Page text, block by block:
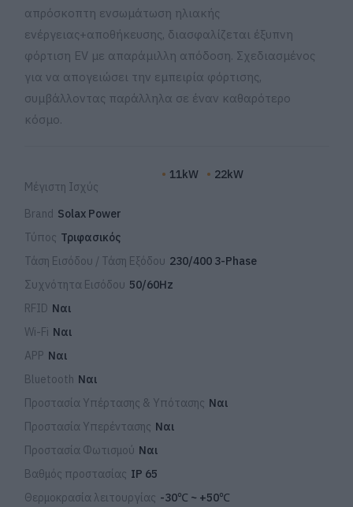
απρόσκοπτη ενσωμάτωση ηλιακής
ενέργειας+αποθήκευσης, διασφαλίζεται έξυπνη
φόρτιση EV με απαράμιλλη απόδοση. Σχεδιασμένος
για να απογειώσει την εμπειρία φόρτισης,
συμβάλλοντας παράλληλα σε έναν καθαρότερο
κόσμο.
Μέγιστη Ισχύς
11kW 22kW
Brand Solax Power
Τύπος Τριφασικός
Τάση Εισόδου / Τάση Εξόδου 230/400 3-Phase
Συχνότητα Εισόδου 50/60Hz
RFID Ναι
Wi-Fi Ναι
APP Ναι
Bluetooth Ναι
Προστασία Υπέρτασης & Υπότασης Ναι
Προστασία Υπερέντασης Ναι
Προστασία Φωτισμού Ναι
Βαθμός προστασίας IP 65
Θερμοκρασία λειτουργίας -30℃ ~ +50℃